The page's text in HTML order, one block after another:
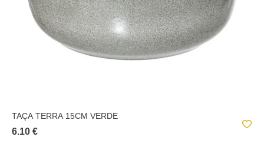
TAÇA TERRA 15CM VERDE
6.10 €